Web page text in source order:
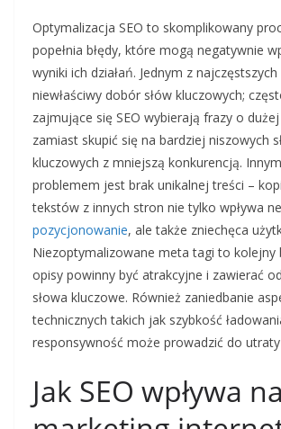
Optymalizacja SEO to skomplikowany
popełnia błędy, które mogą negatywnie
wyniki ich działań. Jednym z
niewłaściwy dobór słów kluczowych;
zajmujące się SEO wybierają frazy o
zamiast skupić się na bardziej niszowych
kluczowych z mniejszą konkurencją.
problemem jest brak unikalnej treści –
tekstów z innych stron nie tylko wpływa
pozycjonowanie, ale także zniechęca
Niezoptymalizowane meta tagi to kolejny
opisy powinny być atrakcyjne i zawierać
słowa kluczowe. Również zaniedbanie
technicznych takich jak szybkość
responsywność może prowadzić do
Jak SEO wpływa na